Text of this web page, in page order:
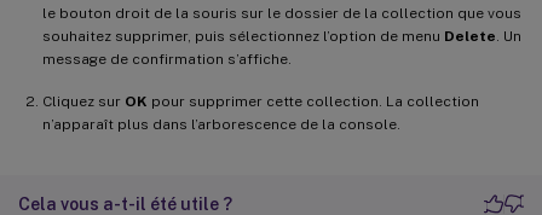
le bouton droit de la souris sur le dossier de la collection que vous
souhaitez supprimer, puis sélectionnez l’option de menu Delete . Un
message de confirmation s’affiche.
Cliquez sur OK pour supprimer cette collection. La collection
n’apparaît plus dans l’arborescence de la console.
Cela vous a-t-il été utile ?